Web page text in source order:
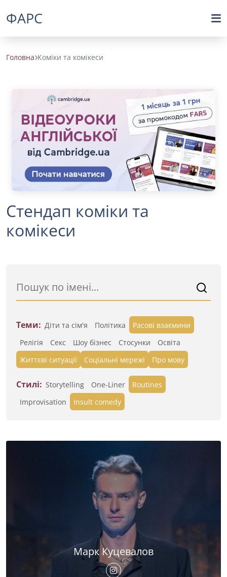
ФАРС
Головна Коміки та комікеси
Стендап коміки та
комікеси
Теми: Діти та сім'я Політика
Расові взаємини
Релігія
Секс Шоу бізнес Стосунки
Освіта
Життєві ситуації
Cоціальні мережі Про мову
Стилі: Storytelling One-Liner
Routines
Improvisation
Insult comedy
Марк Куцевалов